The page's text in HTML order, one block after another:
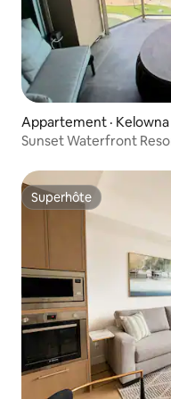
Appartement · Kelowna
Sunset Waterfront
Superhôte
Superhôte